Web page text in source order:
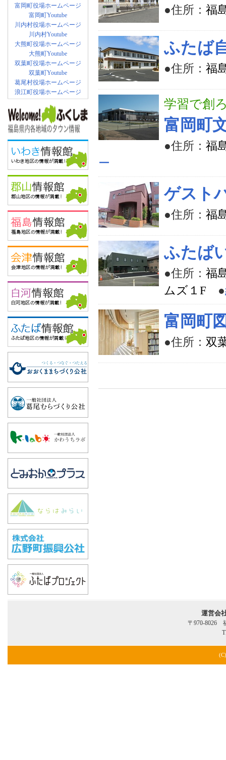
富岡町役場ホームページ
富岡町Youtube
川内村役場ホームページ
川内村Youtube
大熊町役場ホームページ
大熊町Youtube
双葉町役場ホームページ
双葉町Youtube
葛尾村役場ホームページ
浪江町役場ホームページ
●住所： 福
ふたば
●住所： 福
学習で創
富岡町
●住所： 福
ー
ゲスト
●住所： 福
ふたば
●住所： 福
ムズ１F ●
富岡町
●住所： 双
運営会
〒970-8026